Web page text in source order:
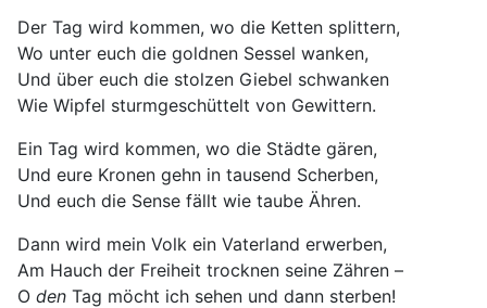
Der Tag wird kommen, wo die Ketten splittern,
Wo unter euch die goldnen Sessel wanken,
Und über euch die stolzen Giebel schwanken
Wie Wipfel sturmgeschüttelt von Gewittern.
Ein Tag wird kommen, wo die Städte gären,
Und eure Kronen gehn in tausend Scherben,
Und euch die Sense fällt wie taube Ähren.
Dann wird mein Volk ein Vaterland erwerben,
Am Hauch der Freiheit trocknen seine Zähren –
O den Tag möcht ich sehen und dann sterben!